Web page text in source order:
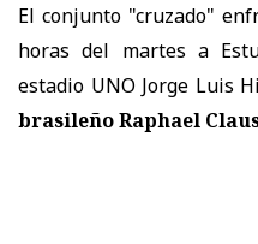
El conjunto "cruzado"
horas del martes a
estadio UNO Jorge Luis
brasileño Raphael